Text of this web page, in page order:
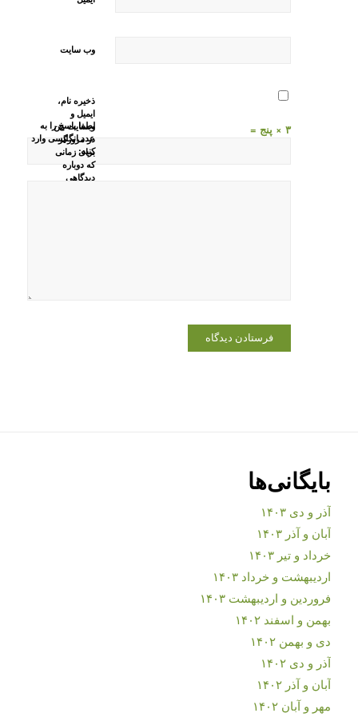
وب‌ سایت
ذخیره نام،
ایمیل و
وبسایت من
در مرورگر
برای زمانی
که دوباره
دیدگاهی
لطفا پاسخ را به
عدد انگلیسی وارد
کنید:
۳ × پنج =
بایگانی‌ها
آذر و دی ۱۴۰۳
آبان و آذر ۱۴۰۳
خرداد و تیر ۱۴۰۳
اردیبهشت و خرداد ۱۴۰۳
فروردین و اردیبهشت ۱۴۰۳
بهمن و اسفند ۱۴۰۲
دی و بهمن ۱۴۰۲
آذر و دی ۱۴۰۲
آبان و آذر ۱۴۰۲
مهر و آبان ۱۴۰۲